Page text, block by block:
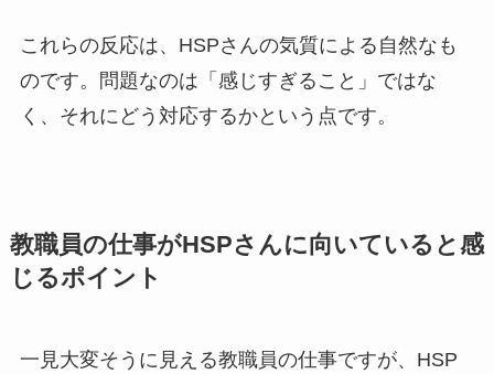
これらの反応は、HSPさんの気質による自然なも
のです。問題なのは「感じすぎること」ではな
く、それにどう対応するかという点です。
教職員の仕事がHSPさんに向いていると感
じるポイント
一見大変そうに見える教職員の仕事ですが、HSP